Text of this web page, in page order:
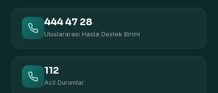
444 47 28
Uluslararası Hasta Destek Birimi
112
Acil Durumlar